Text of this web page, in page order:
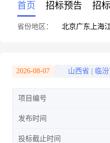
首页 招标预告 招
省份地区： 北京广东 上海
2026-08-07 山西省 临
项目编号
发布时间
投标截止时间